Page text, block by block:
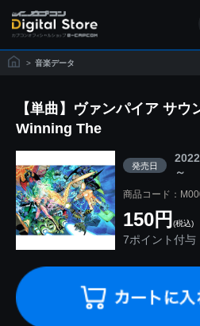
> 音楽データ
【単曲】ヴァンパイア サ
Winning The
発売日
～
商品コード：
150円 (税込)
7ポイント付与